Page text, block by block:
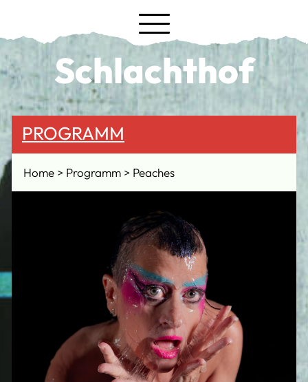
Schlachthof
PROGRAMM
Home Programm Peaches